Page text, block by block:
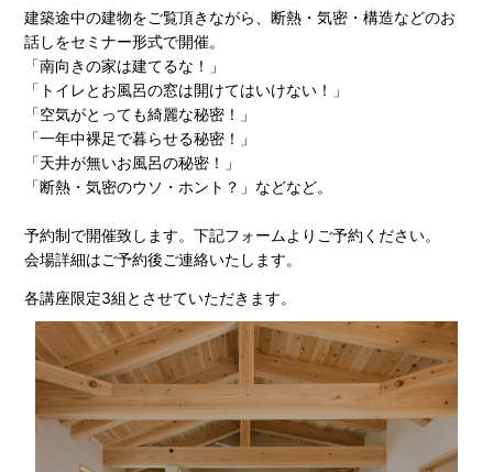
建築途中の建物をご覧頂きながら、断熱・気密・構造などのお
話しをセミナー形式で開催。
「南向きの家は建てるな！」
「トイレとお風呂の窓は開けてはいけない！」
「空気がとっても綺麗な秘密！」
「一年中裸足で暮らせる秘密！」
「天井が無いお風呂の秘密！」
「断熱・気密のウソ・ホント？」などなど。
予約制で開催致します。下記フォームよりご予約ください。
会場詳細はご予約後ご連絡いたします。
各講座限定3組とさせていただきます。